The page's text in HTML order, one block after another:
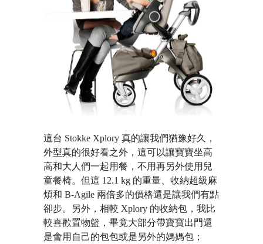
這台 Stokke Xplory 真的讓我們猶豫好久，
外型真的很好看之外，這可以讓寶寶坐高
高和大人們一起用餐，不用再另外使用兒
童餐椅。但這 12.1 kg 的重量、收納超級麻
煩和 B-Agile 兩倍多的價格還是讓我們有點
卻步。另外，相較 Xplory 的收納包，我比
較喜歡置物籃，畢竟大部分帶寶寶出門還
是會用自己的包包或是另外的媽媽包；